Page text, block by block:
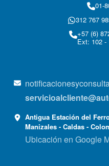
01-
312 767
+57 (6)
Ext: 102 -
Antigua Estación del
Manizales - Caldas -
Ubicación en Google